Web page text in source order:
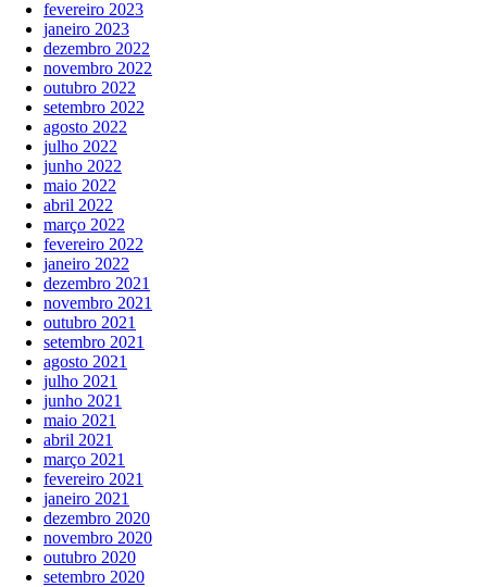
fevereiro 2023
janeiro 2023
dezembro 2022
novembro 2022
outubro 2022
setembro 2022
agosto 2022
julho 2022
junho 2022
maio 2022
abril 2022
março 2022
fevereiro 2022
janeiro 2022
dezembro 2021
novembro 2021
outubro 2021
setembro 2021
agosto 2021
julho 2021
junho 2021
maio 2021
abril 2021
março 2021
fevereiro 2021
janeiro 2021
dezembro 2020
novembro 2020
outubro 2020
setembro 2020